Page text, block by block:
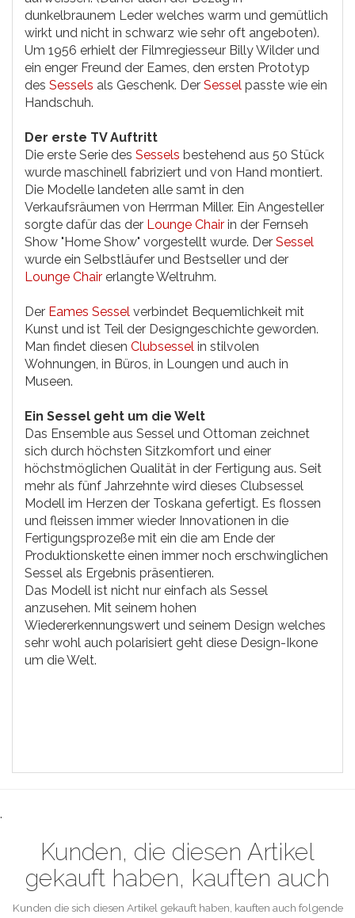
dunkelbraunem Leder welches warm und gemütlich
wirkt und nicht in schwarz wie sehr oft angeboten).
Um 1956 erhielt der Filmregiesseur Billy Wilder und
ein enger Freund der Eames, den ersten Prototyp
des Sessels als Geschenk. Der Sessel passte wie ein
Handschuh.
Der erste TV Auftritt
Die erste Serie des Sessels bestehend aus 50 Stück
wurde maschinell fabriziert und von Hand montiert.
Die Modelle landeten alle samt in den
Verkaufsräumen von Herrman Miller. Ein Angesteller
sorgte dafür das der Lounge Chair in der Fernseh
Show "Home Show" vorgestellt wurde. Der Sessel
wurde ein Selbstläufer und Bestseller und der
Lounge Chair erlangte Weltruhm.
Der Eames Sessel verbindet Bequemlichkeit mit
Kunst und ist Teil der Designgeschichte geworden.
Man findet diesen Clubsessel in stilvolen
Wohnungen, in Büros, in Loungen und auch in
Museen.
Ein Sessel geht um die Welt
Das Ensemble aus Sessel und Ottoman zeichnet
sich durch höchsten Sitzkomfort und einer
höchstmöglichen Qualität in der Fertigung aus. Seit
mehr als fünf Jahrzehnte wird dieses Clubsessel
Modell im Herzen der Toskana gefertigt. Es flossen
und fleissen immer wieder Innovationen in die
Fertigungsprozeße mit ein die am Ende der
Produktionskette einen immer noch erschwinglichen
Sessel als Ergebnis präsentieren.
Das Modell ist nicht nur einfach als Sessel
anzusehen. Mit seinem hohen
Wiedererkennungswert und seinem Design welches
sehr wohl auch polarisiert geht diese Design-Ikone
um die Welt.
.
Kunden, die diesen Artikel
gekauft haben, kauften auch
Kunden die sich diesen Artikel gekauft haben, kauften auch folgende